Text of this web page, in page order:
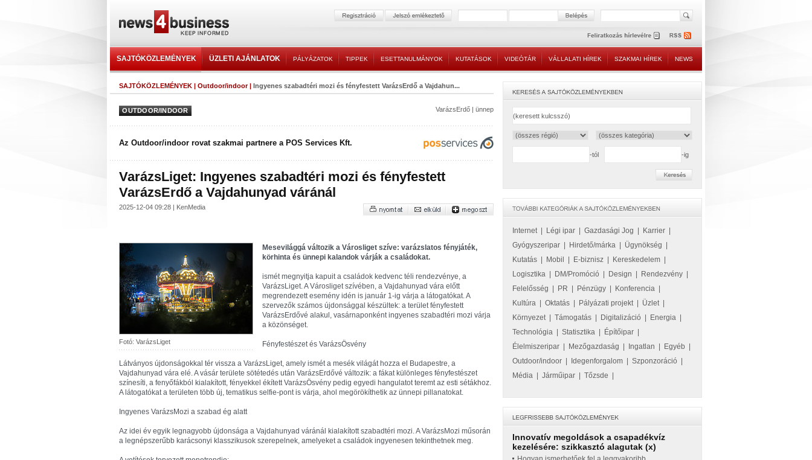
SAJTÓKÖZLEMÉNYEK ÜZLETI AJÁNLATOK PÁLYÁZATOK TIPPEK ESETTANULMÁNYOK KUTATÁSOK VIDEÓTÁR VÁLLALATI HÍREK SZAKMAI HÍREK NEWS
SAJTÓKÖZLEMÉNYEK | Outdoor/indoor| Ingyenes szabadtéri mozi és fényfestett VarázsErdő a Vajdahun...
OUTDOOR/INDOOR VarázsErdő | ünnep
Az Outdoor/indoor rovat szakmai partnere a POS Services Kft.
VarázsLiget: Ingyenes szabadtéri mozi és fényfestett
VarázsErdő a Vajdahunyad váránál
2025-12-04 09:28 | KenMedia
Fotó: VarázsLiget
Mesevilággá változik a Városliget szíve: varázslatos fényjáték,
körhinta és ünnepi kalandok várják a családokat.
ismét megnyitja kapuit a családok kedvenc téli rendezvénye, a
VarázsLiget. A Városliget szívében, a Vajdahunyad vára előtt
megrendezett esemény idén is január 1-ig várja a látogatókat. A
szervezők számos újdonsággal készültek: a terület fényfestett
VarázsErdővé alakul, vasárnaponként ingyenes szabadtéri mozi várja
a közönséget.
Fényfestészet és VarázsÖsvény
Látványos újdonságokkal tér vissza a VarázsLiget, amely ismét a mesék világát hozza el Budapestre, a
Vajdahunyad vára elé. A vásár területe sötétedés után VarázsErdővé változik: a fákat különleges fényfestészet
színesíti, a fenyőfákból kialakított, fényekkel ékített VarázsÖsvény pedig egyedi hangulatot teremt az esti sétákhoz.
A látogatókat a területen több új, tematikus selfie-pont is várja, ahol megörökíthetik az ünnepi pillanatokat.
Ingyenes VarázsMozi a szabad ég alatt
Az idei év egyik legnagyobb újdonsága a Vajdahunyad váránál kialakított szabadtéri mozi. A VarázsMozi műsorán
a legnépszerűbb karácsonyi klasszikusok szerepelnek, amelyeket a családok ingyenesen tekinthetnek meg.
-tól -ig
Internet| Légi ipar Gazdasági Jog Karrier
Gyógyszeripar
Hirdető/márka Ügynökség
Kutatás
Mobil E-biznisz Kereskedelem
Logisztika
DM/Promóció Design Rendezvény
Felelősség
PR Pénzügy Konferencia
Kultúra
Oktatás Pályázati projekt| Üzlet|
Környezet| Támogatás Digitalizáció Energia
Technológia
Statisztika Építőipar
Élelmiszeripar
Mezőgazdaság Ingatlan Egyéb
Outdoor/indoor
Idegenforgalom Szponzoráció
Média
Járműipar Tőzsde
Innovatív megoldások a csapadékvíz
kezelésére: szikkasztó alagutak (x)